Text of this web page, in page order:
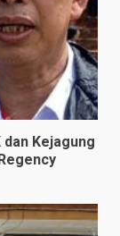
dan Kejagung